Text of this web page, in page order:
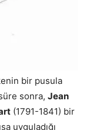
bir pusula
sonra, Jean
(1791-1841) bir
uyguladığı